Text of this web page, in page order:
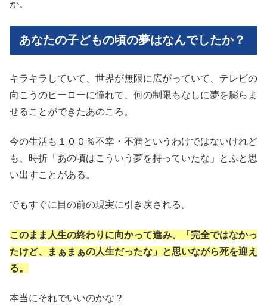
か。
あなたの子どもの頃の夢はなんでしたか？
キラキラしていて、世界が無限に広がっていて、テレビの
向こうのヒーローに憧れて、何の制限もなしに夢を膨らま
せることができたあのころ。
今の生活も１００％不幸・不満というわけではないけれど
も、時折「あの頃はこういう夢を持っていたな」とふと思
い出すことがある。
でもすぐに目の前の現実に引き戻される。
このまま人生の終わりに向かって進み、「完全ではなかっ
たけど、まぁまぁの人生だったな」と思いながら死を迎え
る。
本当にそれでいいのかな？